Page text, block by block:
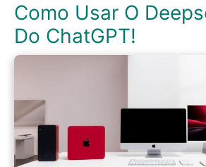
Como Usar O
Do ChatGPT!